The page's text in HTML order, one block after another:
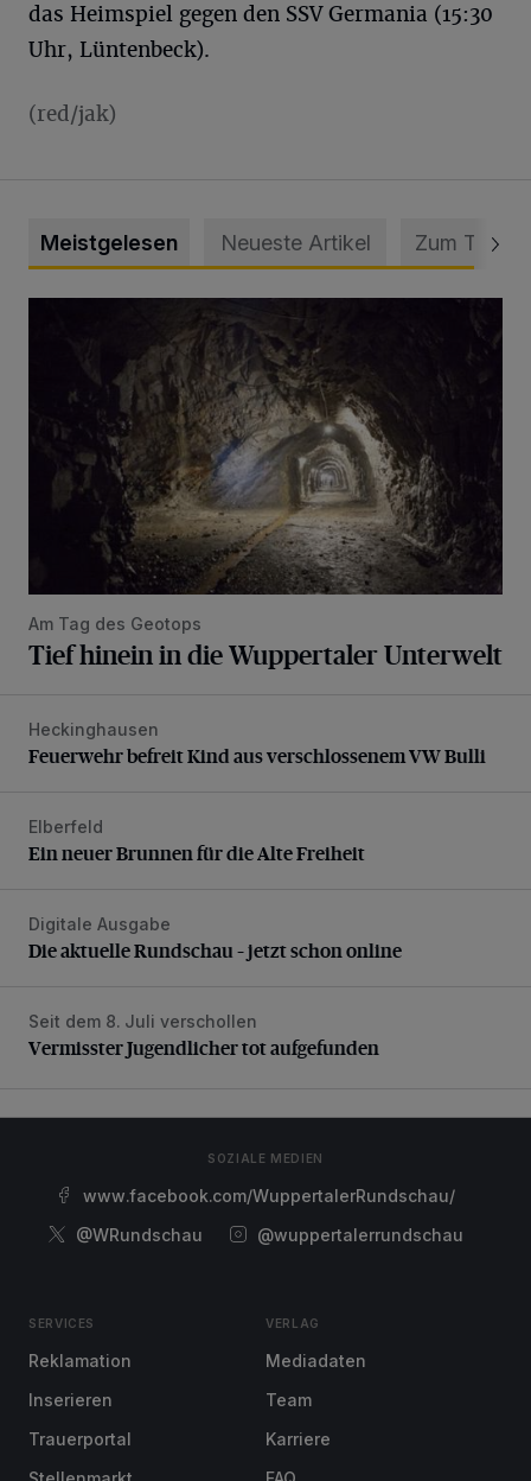
das Heimspiel gegen den SSV Germania (15:30
Uhr, Lüntenbeck).
(red/jak)
Meistgelesen Neueste Artikel Zum Thema
Am Tag des Geotops
Tief hinein in die Wuppertaler Unterwelt
Feuerwehr befreit Kind aus verschlossenem VW Bulli
Heckinghausen
Feuerwehr befreit Kind aus verschlossenem VW Bulli
Ein neuer Brunnen für die Alte Freiheit
Elberfeld
Ein neuer Brunnen für die Alte Freiheit
Die aktuelle Rundschau – jetzt schon online
Digitale Ausgabe
Die aktuelle Rundschau – jetzt schon online
Vermisster Jugendlicher tot aufgefunden
Seit dem 8. Juli verschollen
Vermisster Jugendlicher tot aufgefunden
SOZIALE MEDIEN
www.facebook.com/WuppertalerRundschau/
@WRundschau
@wuppertalerrundschau
SERVICES
Reklamation
Inserieren
Trauerportal
VERLAG
Mediadaten
Team
Karriere